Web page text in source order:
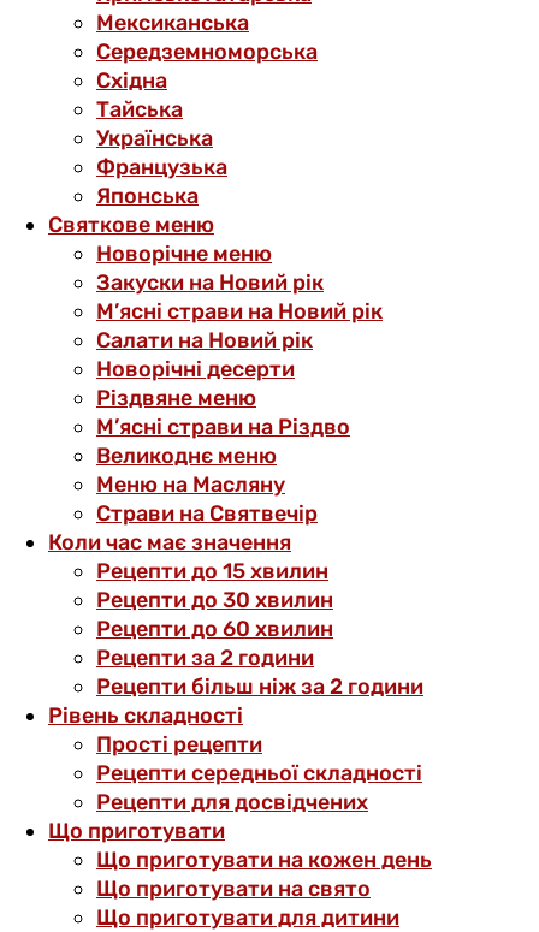
Мексиканська
Середземноморська
Східна
Тайська
Українська
Французька
Японська
Святкове меню
Новорічне меню
Закуски на Новий рік
М’ясні страви на Новий рік
Салати на Новий рік
Новорічні десерти
Різдвяне меню
М’ясні страви на Різдво
Великоднє меню
Меню на Масляну
Страви на Святвечір
Коли час має значення
Рецепти до 15 хвилин
Рецепти до 30 хвилин
Рецепти до 60 хвилин
Рецепти за 2 години
Рецепти більш ніж за 2 години
Рівень складності
Прості рецепти
Рецепти середньої складності
Рецепти для досвідчених
Що приготувати
Що приготувати на кожен день
Що приготувати на свято
Що приготувати для дитини